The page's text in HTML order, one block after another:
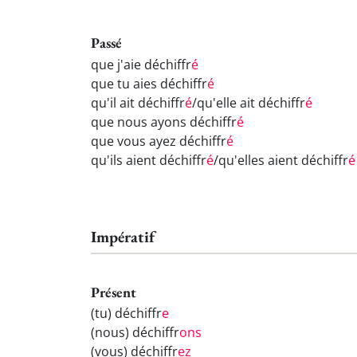
Passé
que j'aie déchiffré
que tu aies déchiffré
qu'il ait déchiffré/qu'elle ait déchiffré
que nous ayons déchiffré
que vous ayez déchiffré
qu'ils aient déchiffré/qu'elles aient déchiffré
Impératif
Présent
(tu) déchiffre
(nous) déchiffrons
(vous) déchiffrez